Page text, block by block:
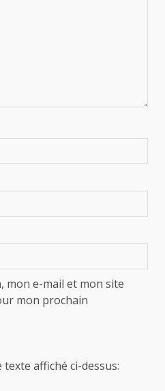
mon e-mail et mon site
mon prochain
texte affiché ci-dessus: